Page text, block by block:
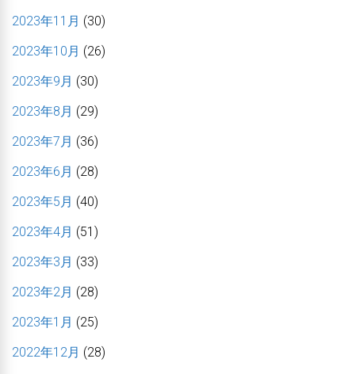
2023年11月 (30)
2023年10月 (26)
2023年9月 (30)
2023年8月 (29)
2023年7月 (36)
2023年6月 (28)
2023年5月 (40)
2023年4月 (51)
2023年3月 (33)
2023年2月 (28)
2023年1月 (25)
2022年12月 (28)